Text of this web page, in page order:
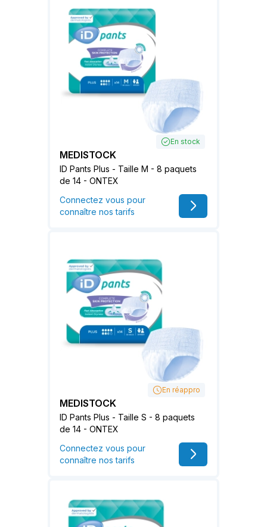
En stock
MEDISTOCK
ID Pants Plus - Taille M - 8 paquets
de 14 - ONTEX
Connectez vous pour
connaître nos tarifs
En réappro
MEDISTOCK
ID Pants Plus - Taille S - 8 paquets
de 14 - ONTEX
Connectez vous pour
connaître nos tarifs